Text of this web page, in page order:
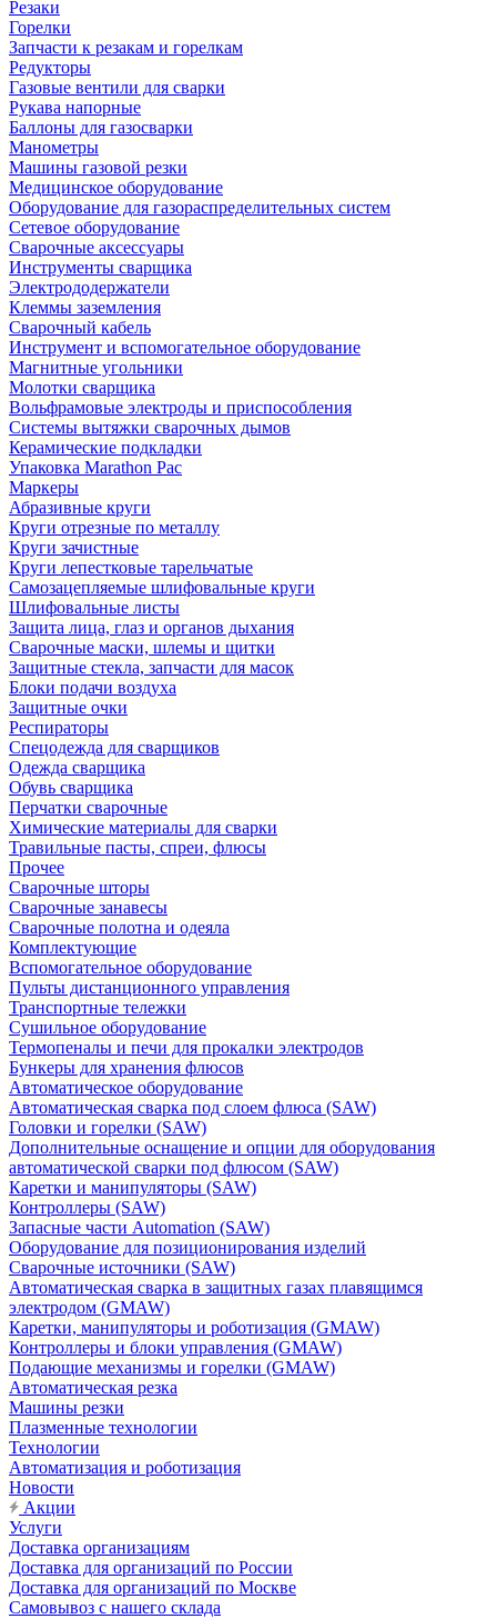
Резаки
Горелки
Запчасти к резакам и горелкам
Редукторы
Газовые вентили для сварки
Рукава напорные
Баллоны для газосварки
Манометры
Машины газовой резки
Медицинское оборудование
Оборудование для газораспределительных систем
Сетевое оборудование
Сварочные аксессуары
Инструменты сварщика
Электрододержатели
Клеммы заземления
Сварочный кабель
Инструмент и вспомогательное оборудование
Магнитные угольники
Молотки сварщика
Вольфрамовые электроды и приспособления
Системы вытяжки сварочных дымов
Керамические подкладки
Упаковка Marathon Pac
Маркеры
Абразивные круги
Круги отрезные по металлу
Круги зачистные
Круги лепестковые тарельчатые
Самозацепляемые шлифовальные круги
Шлифовальные листы
Защита лица, глаз и органов дыхания
Сварочные маски, шлемы и щитки
Защитные стекла, запчасти для масок
Блоки подачи воздуха
Защитные очки
Респираторы
Спецодежда для сварщиков
Одежда сварщика
Обувь сварщика
Перчатки сварочные
Химические материалы для сварки
Травильные пасты, спреи, флюсы
Прочее
Сварочные шторы
Сварочные занавесы
Сварочные полотна и одеяла
Комплектующие
Вспомогательное оборудование
Пульты дистанционного управления
Транспортные тележки
Сушильное оборудование
Термопеналы и печи для прокалки электродов
Бункеры для хранения флюсов
Автоматическое оборудование
Автоматическая сварка под слоем флюса (SAW)
Головки и горелки (SAW)
Дополнительные оснащение и опции для оборудования
автоматической сварки под флюсом (SAW)
Каретки и манипуляторы (SAW)
Контроллеры (SAW)
Запасные части Automation (SAW)
Оборудование для позиционирования изделий
Сварочные источники (SAW)
Автоматическая сварка в защитных газах плавящимся
электродом (GMAW)
Каретки, манипуляторы и роботизация (GMAW)
Контроллеры и блоки управления (GMAW)
Подающие механизмы и горелки (GMAW)
Автоматическая резка
Машины резки
Плазменные технологии
Технологии
Автоматизация и роботизация
Новости
Акции
Услуги
Доставка организациям
Доставка для организаций по России
Доставка для организаций по Москве
Самовывоз с нашего склада